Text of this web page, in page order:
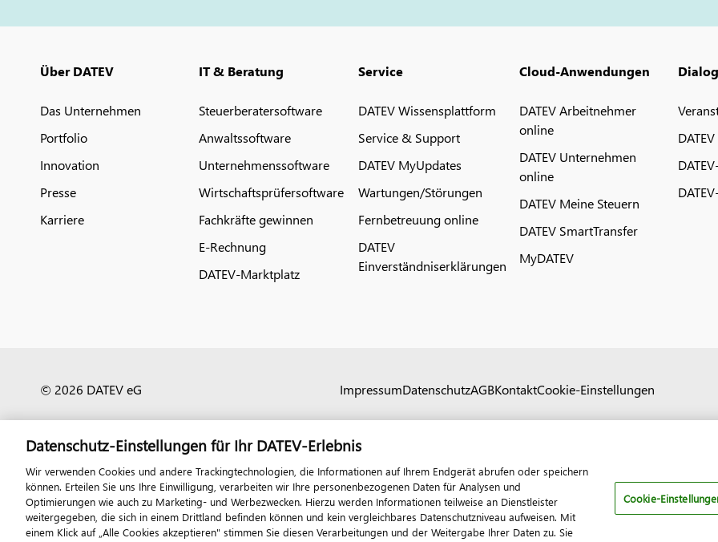
Über DATEV
Das Unternehmen
Portfolio
Innovation
Presse
Karriere
IT & Beratung
Steuerberatersoftware
Anwaltssoftware
Unternehmenssoftware
Wirtschaftsprüfersoftware
Fachkräfte gewinnen
E-Rechnung
DATEV-Marktplatz
Service
DATEV Wissensplattform
Service & Support
DATEV MyUpdates
Wartungen/Störungen
Fernbetreuung online
DATEV
Einverständniserklärungen
Cloud-Anwendungen
DATEV Arbeitnehmer
online
DATEV Unternehmen
online
DATEV Meine Steuern
DATEV SmartTransfer
MyDATEV
© 2026 DATEV eG ImpressumDatenschutzAGBKontaktCookie-Einstellungen
Datenschutz-Einstellungen für Ihr DATEV-Erlebnis
Wir verwenden Cookies und andere Trackingtechnologien, die Informationen auf Ihrem Endgerät abrufen oder speichern
können. Erteilen Sie uns Ihre Einwilligung, verarbeiten wir Ihre personenbezogenen Daten für Analysen und
Optimierungen wie auch zu Marketing- und Werbezwecken. Hierzu werden Informationen teilweise an Dienstleister
weitergegeben, die sich in einem Drittland befinden können und kein vergleichbares Datenschutzniveau aufweisen. Mit
einem Klick auf „Alle Cookies akzeptieren" stimmen Sie diesen Verarbeitungen und der Weitergabe Ihrer Daten zu. Sie
Cookie-